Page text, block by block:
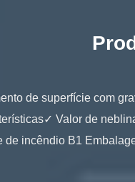
de superfície com
Valor de
incêndio B1